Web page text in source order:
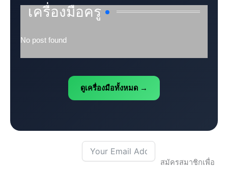
เครื่องมือครู
No post found
ดูเครื่องมือทั้งหมด →
สมัครสมาชิกเพื่อ